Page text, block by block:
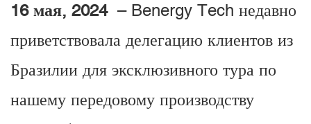
16 мая, 2024 – Benergy Tech недавно
приветствовала делегацию клиентов из
Бразилии для эксклюзивного тура по
нашему передовому производству